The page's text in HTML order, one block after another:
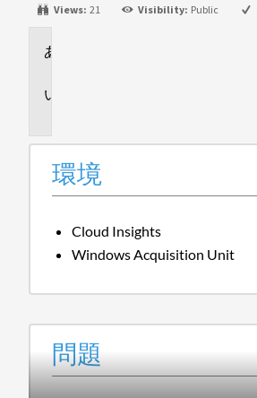
Views: 21 Visibility: Public
環境
Cloud Insights
Windows Acquisition Unit
問題